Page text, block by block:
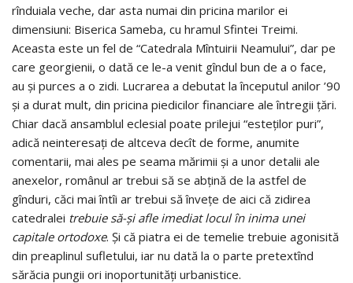
rînduiala veche, dar asta numai din pricina marilor ei
dimensiuni: Biserica Sameba, cu hramul Sfintei Treimi.
Aceasta este un fel de “Catedrala Mîntuirii Neamului”, dar pe
care georgienii, o dată ce le-a venit gîndul bun de a o face,
au şi purces a o zidi. Lucrarea a debutat la începutul anilor ’90
şi a durat mult, din pricina piedicilor financiare ale întregii ţări.
Chiar dacă ansamblul eclesial poate prilejui “esteţilor puri”,
adică neinteresaţi de altceva decît de forme, anumite
comentarii, mai ales pe seama mărimii şi a unor detalii ale
anexelor, românul ar trebui să se abţină de la astfel de
gînduri, căci mai întîi ar trebui să înveţe de aici că zidirea
catedralei trebuie să-şi afle imediat locul în inima unei
capitale ortodoxe. Şi că piatra ei de temelie trebuie agonisită
din preaplinul sufletului, iar nu dată la o parte pretextînd
sărăcia pungii ori inoportunităţi urbanistice.